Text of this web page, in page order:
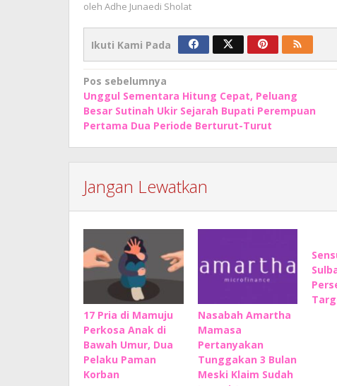
oleh Adhe Junaedi Sholat
Ikuti Kami Pada
Navigasi
pos
Pos sebelumnya
Unggul Sementara Hitung Cepat, Peluang
Besar Sutinah Ukir Sejarah Bupati Perempuan
Pertama Dua Periode Berturut-Turut
Jangan Lewatkan
17 Pria di Mamuju
Perkosa Anak di
Bawah Umur, Dua
Pelaku Paman
Korban
Nasabah Amartha
Mamasa
Pertanyakan
Tunggakan 3 Bulan
Meski Klaim Sudah